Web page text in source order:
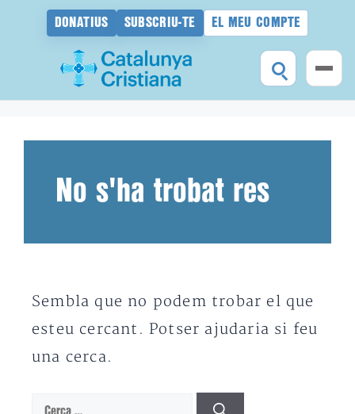
DONATIUS SUBSCRIU-TE EL MEU COMPTE
No s'ha trobat res
Sembla que no podem trobar el que
esteu cercant. Potser ajudaria si feu
una cerca.
Cerca: